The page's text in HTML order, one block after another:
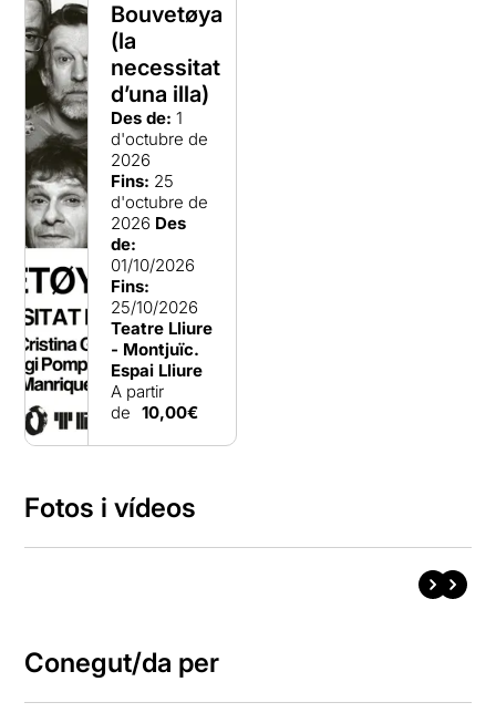
Bouvetøya
(la
necessitat
d’una illa)
Des de: 1
d'octubre de
2026
Fins: 25
d'octubre de
2026 Des
de:
01/10/2026
Fins:
25/10/2026
Teatre Lliure
- Montjuïc.
Espai Lliure
A partir
de 10,00€
Fotos i vídeos
Conegut/da per